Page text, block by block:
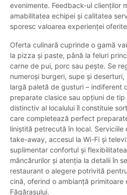
evenimente. Feedback-ul clienților
amabilitatea echipei și calitatea
sporesc valoarea experienței
Oferta culinară cuprinde o gamă
la pizza și paste, până la feluri
carne de pui, porc sau pește. Se
numeroși burgeri, supe și
largă paletă de gusturi – indiferent
preparate clasice sau opțiuni de
distinctiv al localului îl constituie
care completează perfect
liniștită petrecută în local. Serviciile
take-away, accesul la Wi-Fi și
suplimentar confortul și
mâncărurilor și atenția la detalii în
restaurant o alegere potrivită
cină, oferind o ambianță primitoare
Făgărașului.